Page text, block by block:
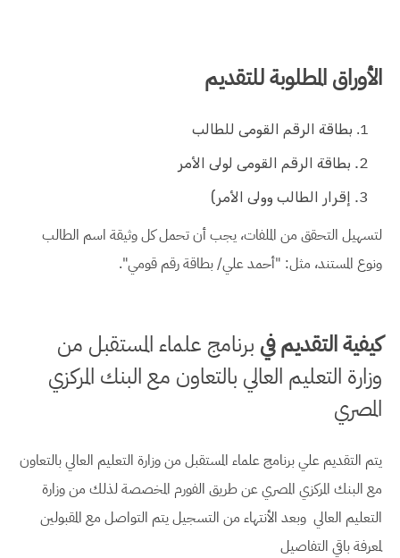
الأوراق المطلوبة للتقديم
بطاقة الرقم القومى للطالب
بطاقة الرقم القومى لولى الأمر
إقرار الطالب وولى الأمر)
لتسهيل التحقق من الملفات، يجب أن تحمل كل وثيقة اسم الطالب
ونوع المستند، مثل: "أحمد علي/ بطاقة رقم قومي".
كيفية التقديم في برنامج علماء المستقبل من
وزارة التعليم العالي بالتعاون مع البنك المركزي
المصري
يتم التقديم علي برنامج علماء المستقبل من وزارة التعليم العالي بالتعاون
مع البنك المركزي المصري عن طريق الفورم المخصصة لذلك من وزارة
التعليم العالي وبعد الأنتهاء من التسجيل يتم التواصل مع المقبولين
لمعرفة باقي التفاصيل